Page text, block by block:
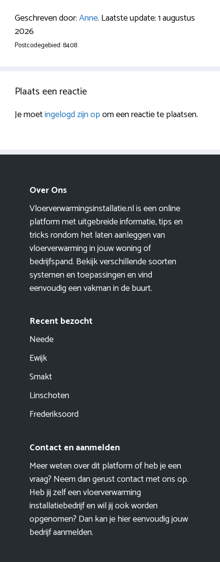
Geschreven door:Anne. Laatste update: 1 augustus
2026
Postcodegebied: 8408.
Plaats een reactie
Je moetingelogd zijn opom een reactie te plaatsen.
Over Ons
Vloerverwarmingsinstallatie.nl is een online
platform met uitgebreide informatie, tips en
tricks rondom het laten aanleggen van
vloerverwarming in jouw woning of
bedrijfspand. Bekijk verschillende soorten
systemen en toepassingen en vind
eenvoudig een vakman in de buurt.
Recent bezocht
Neede
Ewijk
Smakt
Linschoten
Frederiksoord
Contact en aanmelden
Meer weten over dit platform of heb je een
vraag? Neem dan gerust contact met ons op.
Heb jij zelf een vloerverwarming
installatiebedrijf en wil jij ook worden
opgenomen? Dan kan je hier eenvoudigjouw
bedrijf aanmelden.